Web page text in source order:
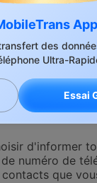
App
des
Ultra-
Essai
d'informer
numéro de
que